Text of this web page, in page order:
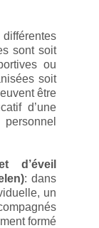
sont soit
ou
soit
être
d’une
d’éveil
: dans
un
formé